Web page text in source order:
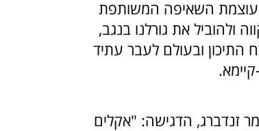
עוצמת השאיפה המשותפת
ולהוביל את גורלנו בנגב,
התיכון ובעולם לעבר עתיד
זנדברג, הדגישה: "אקלים